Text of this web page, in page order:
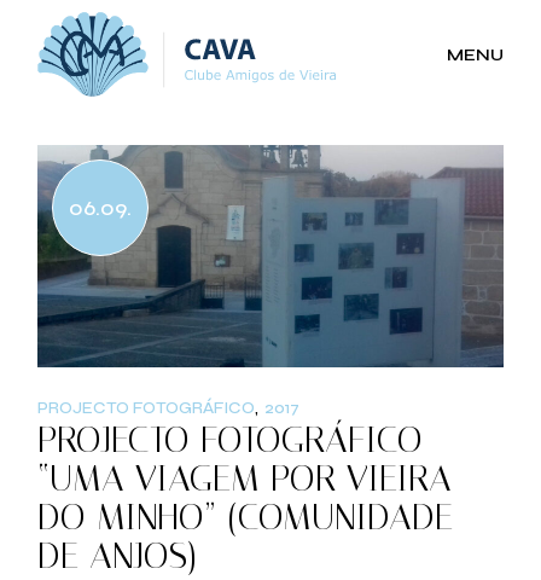
content
MENU
06.09.
PROJECTO FOTOGRÁFICO 2017
PROJECTO FOTOGRÁFICO
“UMA VIAGEM POR VIEIRA
DO MINHO” (COMUNIDADE
DE ANJOS)